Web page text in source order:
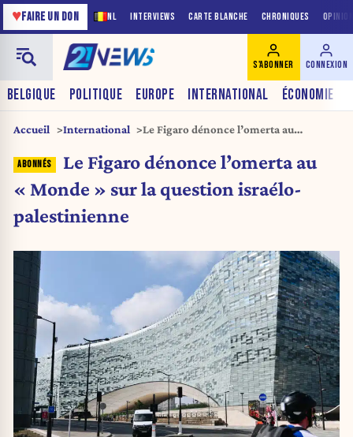
NL INTERVIEWS CARTE BLANCHE CHRONIQUES
♥FAIRE UN DON
BELGIQUE POLITIQUE EUROPE INTERNATIONAL ÉCONOMIE
S'ABONNER CONNEXION
Accueil International
Le Figaro dénonce l’omerta au
palestinienne
Le Figaro dénonce l’omerta au
« Monde » sur la question israélo-
palestinienne